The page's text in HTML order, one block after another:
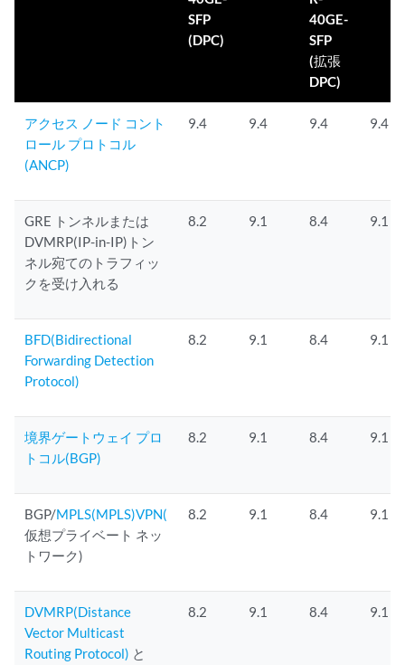
SFP
(DPC)
40GE-
SFP
(拡張
DPC)
アクセス ノード コント
ロール プロトコル
(ANCP)
9.4 9.4 9.4 9.4
GRE トンネルまたは
DVMRP(IP-in-IP)トン
ネル宛てのトラフィッ
クを受け入れる
8.2 9.1 8.4 9.1
BFD(Bidirectional
Forwarding Detection
Protocol)
8.2 9.1 8.4 9.1
境界ゲートウェイ プロ
トコル(BGP)
8.2 9.1 8.4 9.1
BGP/MPLS(MPLS)VPN(
仮想プライベート ネッ
トワーク)
8.2 9.1 8.4 9.1
DVMRP(Distance
Vector Multicast
Routing Protocol) と
8.2 9.1 8.4 9.1